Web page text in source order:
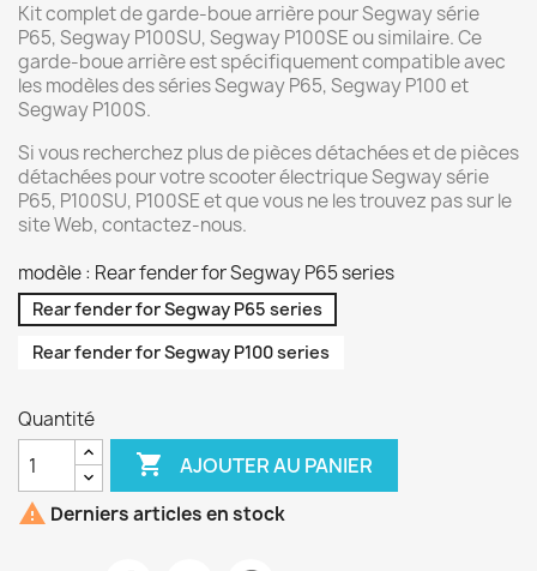
Kit complet de garde-boue arrière pour Segway série
P65, Segway P100SU, Segway P100SE ou similaire. Ce
garde-boue arrière est spécifiquement compatible avec
les modèles des séries Segway P65, Segway P100 et
Segway P100S.
Si vous recherchez plus de pièces détachées et de pièces
détachées pour votre scooter électrique Segway série
P65, P100SU, P100SE et que vous ne les trouvez pas sur le
site Web, contactez-nous.
modèle : Rear fender for Segway P65 series
Rear fender for Segway P65 series
Rear fender for Segway P100 series
Quantité
 AJOUTER AU PANIER
 Derniers articles en stock